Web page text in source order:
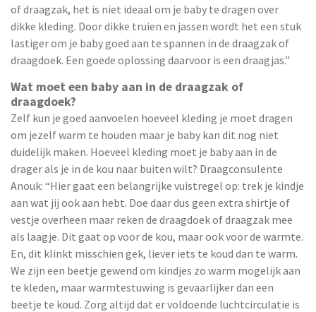
of draagzak, het is niet ideaal om je baby te dragen over
dikke kleding. Door dikke truien en jassen wordt het een stuk
lastiger om je baby goed aan te spannen in de draagzak of
draagdoek. Een goede oplossing daarvoor is een draagjas.”
Wat moet een baby aan in de draagzak of
draagdoek?
Zelf kun je goed aanvoelen hoeveel kleding je moet dragen
om jezelf warm te houden maar je baby kan dit nog niet
duidelijk maken. Hoeveel kleding moet je baby aan in de
drager als je in de kou naar buiten wilt? Draagconsulente
Anouk: “Hier gaat een belangrijke vuistregel op: trek je kindje
aan wat jij ook aan hebt. Doe daar dus geen extra shirtje of
vestje overheen maar reken de draagdoek of draagzak mee
als laagje. Dit gaat op voor de kou, maar ook voor de warmte.
En, dit klinkt misschien gek, liever iets te koud dan te warm.
We zijn een beetje gewend om kindjes zo warm mogelijk aan
te kleden, maar warmtestuwing is gevaarlijker dan een
beetje te koud. Zorg altijd dat er voldoende luchtcirculatie is